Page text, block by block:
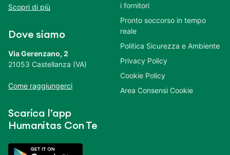
Scopri di più
Dove siamo
Via Gerenzano, 2
21053 Castellanza (VA)
Come raggiungerci
Scarica l’app
Humanitas Con Te
i fornitori
Pronto soccorso in tempo
reale
Politica Sicurezza e Ambiente
Privacy Policy
Cookie Policy
Area Consensi Cookie